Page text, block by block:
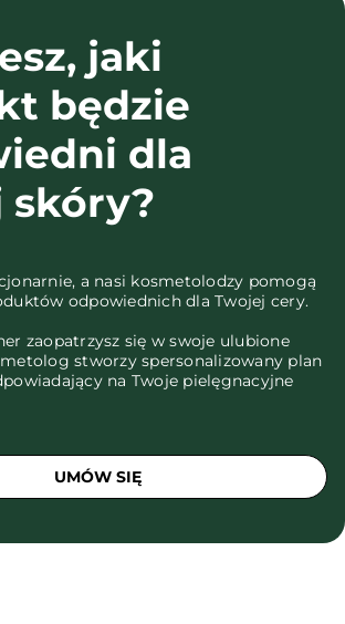
jaki
będzie
dla
skóry?
a nasi kosmetolodzy pomogą
odpowiednich dla Twojej cery.
zaopatrzysz się w swoje ulubione
stworzy spersonalizowany plan
na Twoje pielęgnacyjne
UMÓW SIĘ